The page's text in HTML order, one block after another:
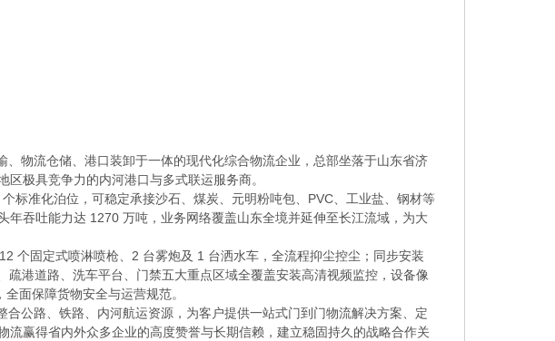
物流仓储、港口装卸于一体的现代化综合物流企业，总部坐落于山东省济
极具竞争力的内河港口与多式联运服务商。
标准化泊位，可稳定承接沙石、煤炭、元明粉吨包、PVC、工业盐、钢材等
吞吐能力达 1270 万吨，业务网络覆盖山东全境并延伸至长江流域，为大
个固定式喷淋喷枪、2 台雾炮及 1 台洒水车，全流程抑尘控尘；同步安装
港道路、洗车平台、门禁五大重点区域全覆盖安装高清视频监控，设备像
面保障货物安全与运营规范。
公路、铁路、内河航运资源，为客户提供一站式门到门物流解决方案、定
赢得省内外众多企业的高度赞誉与长期信赖，建立稳固持久的战略合作关